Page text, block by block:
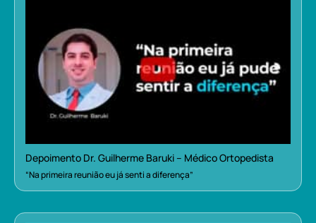
Depoimento Dr. Guilherme Baruki – Médico Ortopedista
“Na primeira reunião eu já senti a diferença”